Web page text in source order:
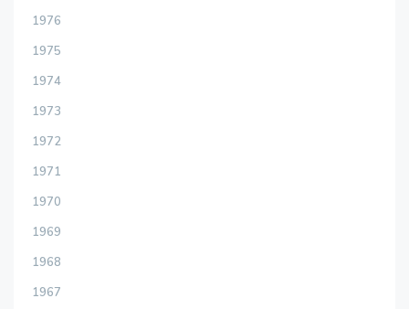
1976
1975
1974
1973
1972
1971
1970
1969
1968
1967